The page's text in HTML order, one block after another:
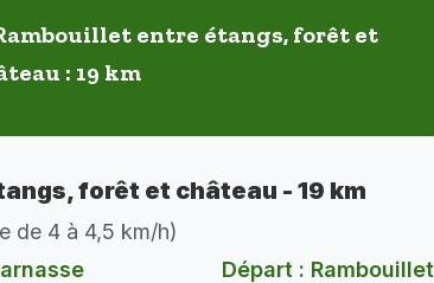
entre étangs, forêt et
: 19 km
forêt et château - 19 km
de 4 à 4,5 km/h)
Départ : Rambouillet